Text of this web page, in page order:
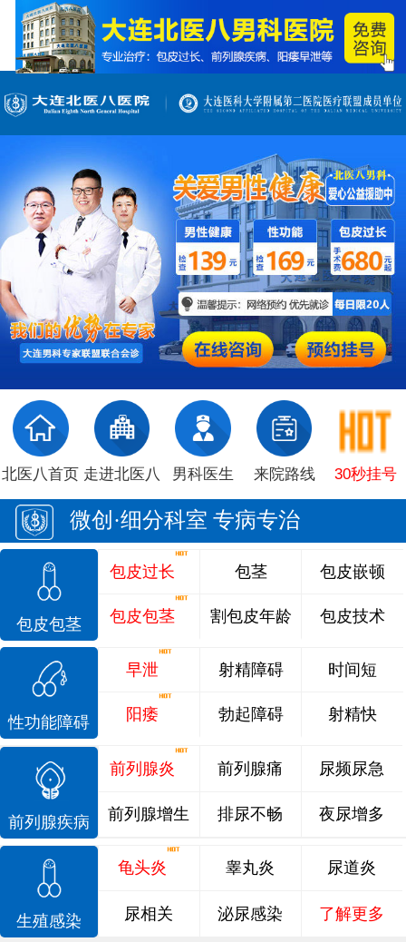
北医八首页 走进北医八 男科医生 来院路线 30秒挂号
微创·细分科室 专病专治
包皮包茎
包皮过长
包皮包茎
包茎
割包皮年龄
包皮嵌顿
包皮技术
性功能障碍
早泄
阳痿
射精障碍
勃起障碍
时间短
射精快
前列腺疾病
前列腺炎 前列腺痛 尿频尿急
前列腺增生 排尿不畅 夜尿增多
生殖感染
龟头炎 睾丸炎 尿道炎
尿相关 泌尿感染 了解更多